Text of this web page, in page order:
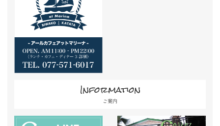
Information
ご案内